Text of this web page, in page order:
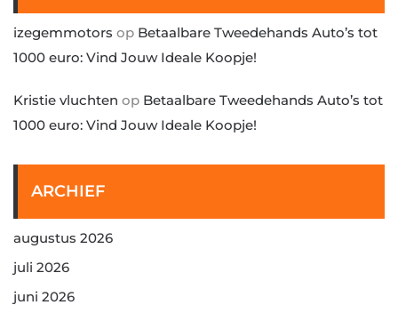
izegemmotors op Betaalbare Tweedehands Auto’s tot
1000 euro: Vind Jouw Ideale Koopje!
Kristie vluchten op Betaalbare Tweedehands Auto’s tot
1000 euro: Vind Jouw Ideale Koopje!
ARCHIEF
augustus 2026
juli 2026
juni 2026